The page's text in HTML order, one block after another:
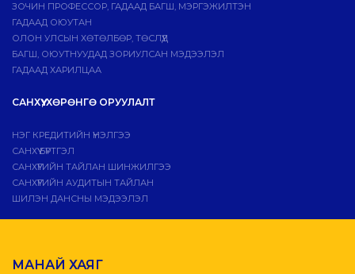
ЗОЧИН ПРОФЕССОР, ГАДААД БАГШ, МЭРГЭЖИЛТЭН
ГАДААД ОЮУТАН
ОЛОН УЛСЫН ХӨТӨЛБӨР, ТӨСЛҮҮД
БАГШ, ОЮУТНУУДАД ЗОРИУЛСАН МЭДЭЭЛЭЛ
ГАДААД ХАРИЛЦАА
САНХҮҮ, ХӨРӨНГӨ ОРУУЛАЛТ
НЭГ КРЕДИТИЙН ҮНЭЛГЭЭ
САНХҮҮ БҮРТГЭЛ
САНХҮҮГИЙН ТАЙЛАН ШИНЖИЛГЭЭ
САНХҮҮГИЙН АУДИТЫН ТАЙЛАН
ШИЛЭН ДАНСНЫ МЭДЭЭЛЭЛ
МАНАЙ ХАЯГ